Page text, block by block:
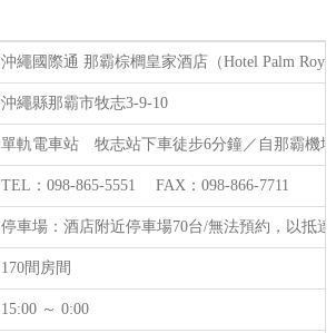
沖繩國際通 那霸棕櫚皇家酒店（Hotel Palm
沖繩縣那霸市牧志3-9-10
單軌電車站 牧志站下車徒步6分鐘／自那霸機
TEL：098-865-5551 FAX：098-866-7711
停車場：酒店附近停車場70台/無法預約，以抵
170間房間
15:00 ～ 0:00